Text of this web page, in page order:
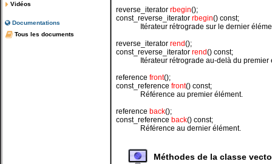
Vidéos
Documentations
Tous les documents
reverse_iterator rbegin();
const_reverse_iterator rbegin() const;
Itérateur rétrograde sur le dernier
reverse_iterator rend();
const_reverse_iterator rend() const;
Itérateur rétrograde au-delà du premier
reference front();
const_reference front() const;
Référence au premier élément.
reference back();
const_reference back() const;
Référence au dernier élément.
Méthodes de la classe